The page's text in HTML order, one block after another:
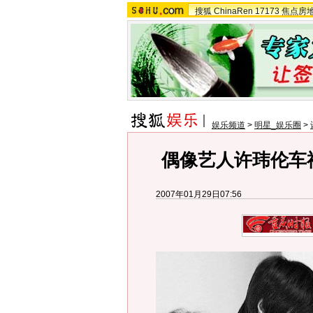
搜狐 ChinaRen 17173 焦点房
娱乐频道 > 明星_娱乐圈 >
偶像艺人许玮伦
2007年01月29日07:56